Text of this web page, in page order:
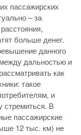
пассажирских
– за
больше денег.
данного
дальностью и
как
такое
и
стремиться. В
пассажирские
12 тыс. км) не